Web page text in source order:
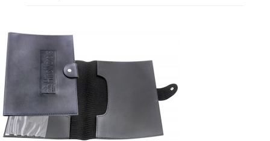
Dunas Brindes
Normalmente responde em